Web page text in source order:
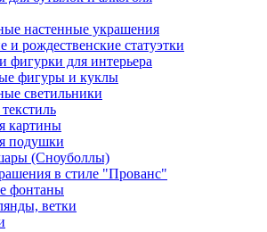
настенные украшения
и рождественские статуэтки
фигурки для интерьера
фигуры и куклы
светильники
картины
подушки
(Сноуболлы)
в стиле "Прованс"
фонтаны
ветки